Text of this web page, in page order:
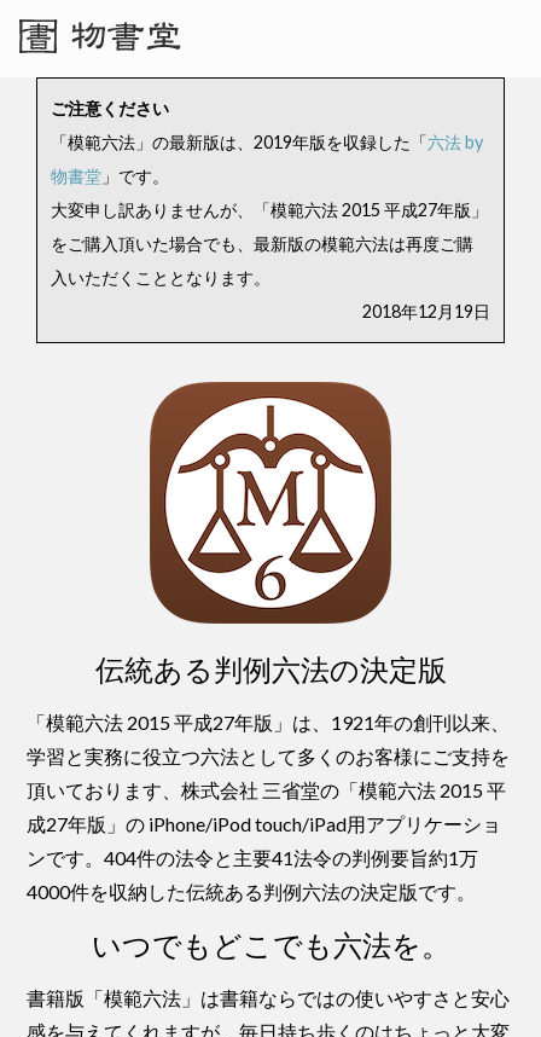
ご注意ください
「模範六法」の最新版は、2019年版を収録した「六法 by
物書堂 」です。
大変申し訳ありませんが、「模範六法 2015 平成27年版」
をご購入頂いた場合でも、最新版の模範六法は再度ご購
入いただくこととなります。
2018年12月19日
伝統ある判例六法の決定版
「模範六法 2015 平成27年版」は、1921年の創刊以来、
学習と実務に役立つ六法として多くのお客様にご支持を
頂いております、株式会社 三省堂の「模範六法 2015 平
成27年版」の iPhone/iPod touch/iPad用アプリケーショ
ンです。404件の法令と主要41法令の判例要旨約1万
4000件を収納した伝統ある判例六法の決定版です。
いつでもどこでも六法を。
書籍版「模範六法」は書籍ならではの使いやすさと安心
感を与えてくれますが、毎日持ち歩くのはちょっと大変